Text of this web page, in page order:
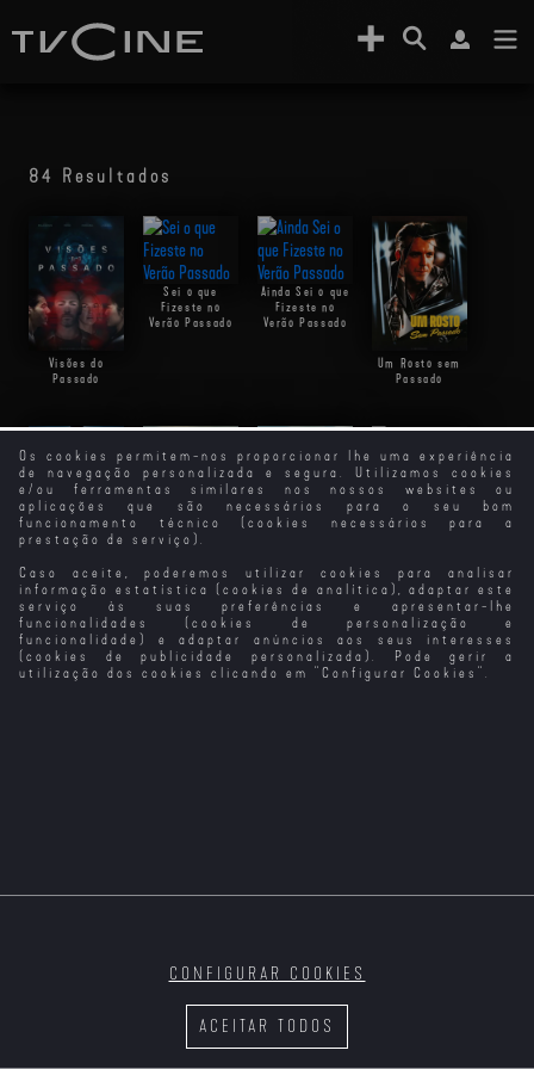
Os cookies permitem-nos proporcionar lhe uma experiência
de navegação personalizada e segura. Utilizamos cookies
e/ou ferramentas similares nos nossos websites ou
aplicações que são necessários para o seu bom
funcionamento técnico (cookies necessários para a
prestação de serviço).
Caso aceite, poderemos utilizar cookies para analisar
informação estatística (cookies de analítica), adaptar este
serviço às suas preferências e apresentar-lhe
funcionalidades (cookies de personalização e
funcionalidade) e adaptar anúncios aos seus interesses
(cookies de publicidade personalizada). Pode gerir a
utilização dos cookies clicando em " Configurar Cookies ".
ACEITAR TODOS
CONFIGURAR COOKIES
84 Resultados
Visões do
Passado
Sei o que
Fizeste no
Verão Passado
Ainda Sei o que
Fizeste no
Verão Passado
Um Rosto sem
Passado
Sei o Que
Fizeste no
Verão Passado
(2025)
Do Outro Lado
do Muro
A Filha do Rei
do Pântano
Sangue Do Meu
Sangue
(Versão do
Realizador)
Teatro da
Cornucópia
As Portas do